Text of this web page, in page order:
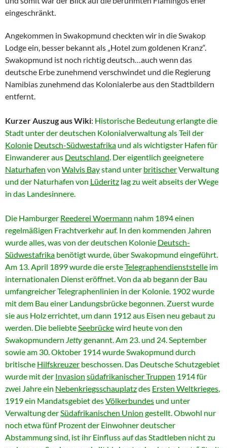
eingeschränkt.
Angekommen in Swakopmund checkten wir in die Swakop
Lodge ein, besser bekannt als „Hotel zum goldenen Kranz“.
Swakopmund ist noch richtig deutsch…auch wenn das
deutsche Erbe zunehmend verschwindet und die Regierung
Namibias zunehmend das Kolonialerbe aus den Stadtbildern
entfernt.
Kurzer Auszug aus Wiki: Historische Bedeutung erlangte die
Stadt unter der deutschen Kolonialverwaltung als Teil der
Kolonie Deutsch-Südwestafrika und als wichtigster Hafen für
Einwanderer aus Deutschland. Der eigentlich geeignetere
Naturhafen von Walvis Baystand unter britischerVerwaltung
und der Naturhafen von Lüderitz lag zu weit abseits der Wege
in das Landesinnere.
Die Hamburger Reederei Woermann nahm 1894 einen
regelmäßigen Frachtverkehr auf. In den kommenden Jahren
wurde alles, was von der deutschen Kolonie Deutsch-
Südwestafrika benötigt wurde, über Swakopmund eingeführt.
Am 13. April 1899 wurde die ersteTelegraphendienststelle im
internationalen Dienst eröffnet. Von da ab begann der Bau
umfangreicher Telegraphenlinien in der Kolonie. 1902 wurde
mit dem Bau einer Landungsbrücke begonnen. Zuerst wurde
sie aus Holz errichtet, um dann 1912 aus Eisen neu gebaut zu
werden. Die beliebteSeebrückewird heute von den
Swakopmundern Jettygenannt. Am 23. und 24. September
sowie am 30. Oktober 1914 wurde Swakopmund durch
britische Hilfskreuzer beschossen. Das Deutsche Schutzgebiet
wurde mit der Invasion südafrikanischer Truppen 1914 für
zwei Jahre ein Nebenkriegsschauplatzdes Ersten Weltkrieges,
1919 ein Mandatsgebiet desVölkerbundes und unter
Verwaltung derSüdafrikanischen Union gestellt. Obwohl nur
noch etwa fünf Prozent der Einwohner deutscher
Abstammung sind, ist ihr Einfluss auf das Stadtleben nicht zu